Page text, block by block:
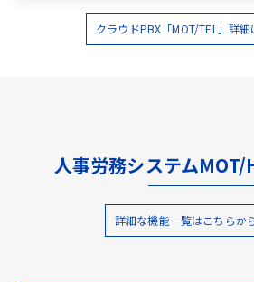
クラウドPBX「MOT/TEL」詳細
人事労務システムMOT/
詳細な機能一覧はこちらか